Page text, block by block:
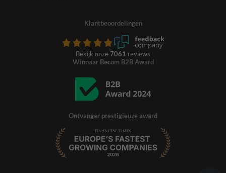
Klantbeoordelingen
Bekijk onze 7061 reviews
Winnaar Becom B2B Award
Ontvanger prestigieuze award